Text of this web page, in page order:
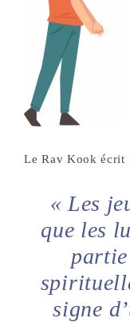
Le Rav Kook écrit
« Les
que les
signe